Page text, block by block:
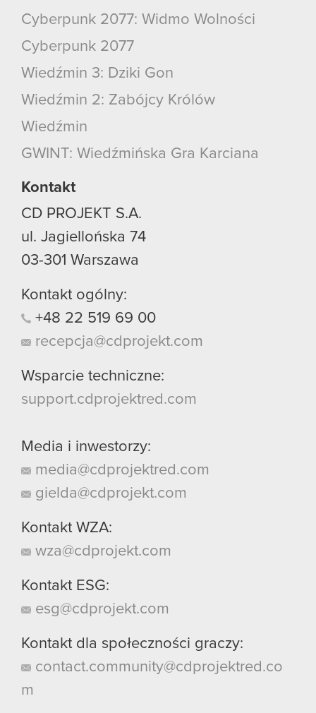
Cyberpunk 2077: Widmo Wolności
Cyberpunk 2077
Wiedźmin 3: Dziki Gon
Wiedźmin 2: Zabójcy Królów
Wiedźmin
GWINT: Wiedźmińska Gra Karciana
Kontakt
CD PROJEKT S.A.
ul. Jagiellońska 74
03-301 Warszawa
Kontakt ogólny:
+48 22 519 69 00
recepcja@cdprojekt.com
Wsparcie techniczne:
support.cdprojektred.com
Media i inwestorzy:
media@cdprojektred.com
gielda@cdprojekt.com
Kontakt WZA:
wza@cdprojekt.com
Kontakt ESG:
esg@cdprojekt.com
Kontakt dla społeczności graczy:
contact.community@cdprojektred.co
m